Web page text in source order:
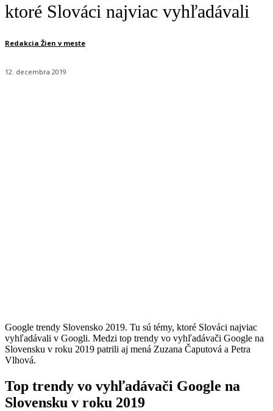
ktoré Slováci najviac vyhľadávali
Redakcia Žien v meste
12. decembra 2019
Google trendy Slovensko 2019. Tu sú témy, ktoré Slováci najviac
vyhľadávali v Googli. Medzi top trendy vo vyhľadávači Google na
Slovensku v roku 2019 patrili aj mená Zuzana Čaputová a Petra
Vlhová.
Top trendy vo vyhľadávači Google na
Slovensku v roku 2019